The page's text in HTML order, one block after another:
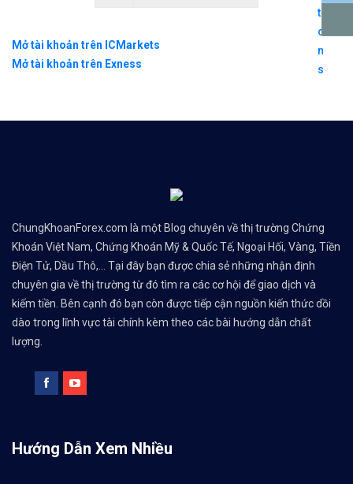
Mở tài khoản trên ICMarkets
Mở tài khoản trên Exness
ChungKhoanForex.com là một Blog chuyên về thị trường Chứng
Khoán Việt Nam, Chứng Khoán Mỹ & Quốc Tế, Ngoại Hối, Vàng, Tiền
Điện Tử, Dầu Thô,... Tại đây bạn được chia sẻ những nhận định
chuyên gia về thị trường từ đó tìm ra các cơ hội để giao dịch và
kiếm tiền. Bên cạnh đó bạn còn được tiếp cận nguồn kiến thức dồi
dào trong lĩnh vực tài chính kèm theo các bài hướng dẫn chất
lượng.
Hướng Dẫn Xem Nhiều